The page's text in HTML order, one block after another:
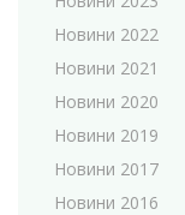
Новини 2022
Новини 2021
Новини 2020
Новини 2019
Новини 2017
Новини 2016